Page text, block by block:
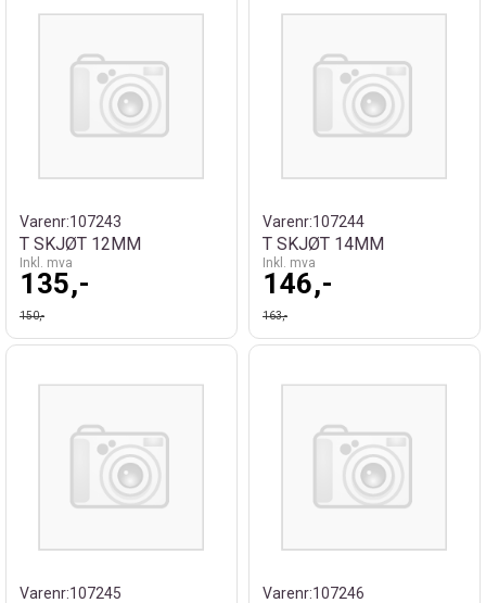
Varenr:107243
T SKJØT 12MM
Inkl. mva
135,-
150,-
Varenr:107244
T SKJØT 14MM
Inkl. mva
146,-
163,-
Varenr:107245 Varenr:107246